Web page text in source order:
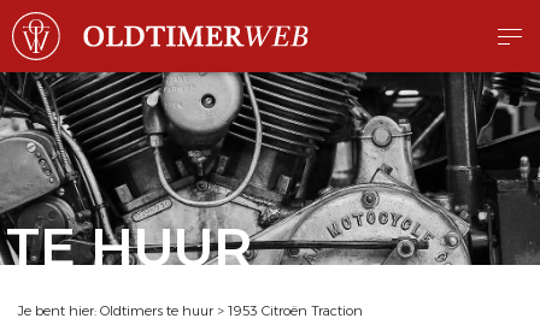
TE HUUR
Je bent hier: Oldtimers te huur > 1953 Citroën Traction